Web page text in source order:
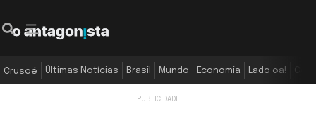
Crusoé Últimas Notícias Brasil Mundo Economia Lado oa!